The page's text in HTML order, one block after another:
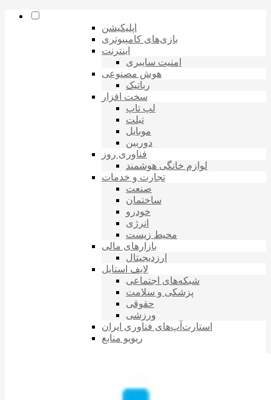
اپلیکیشن
بازی‌های کامپیوتری
اینترنت
امنیت سایبری
هوش مصنوعی
رباتیک
سخت افزار
لپ تاپ
تبلت
موبایل
دوربین
فناوری روز
لوازم خانگی هوشمند
تجارت و خدمات
صنعت
ساختمان
خودرو
انرژی
محیط زیست
بازارهای مالی
ارزدیجیتال
لایف استایل
شبکه‌های اجتماعی
پزشکی و سلامت
حقوقی
ورزشی
استارت‌آپ‌های فناوری ایران
ریویو منابع